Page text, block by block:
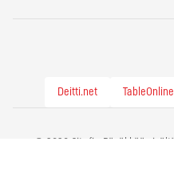
Deitti.net TableOnline